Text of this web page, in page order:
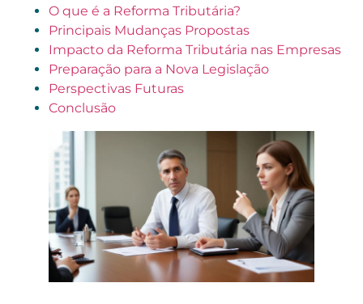
O que é a Reforma Tributária?
Principais Mudanças Propostas
Impacto da Reforma Tributária nas Empresas
Preparação para a Nova Legislação
Perspectivas Futuras
Conclusão